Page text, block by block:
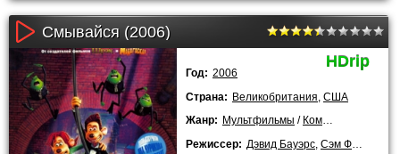
Смывайся (2006)
HDrip
Год: 2006
Страна: Великобритания США
Жанр: Мультфильмы / Комедии
Режиссер: Дэвид Бауэрс, Сэм Фел